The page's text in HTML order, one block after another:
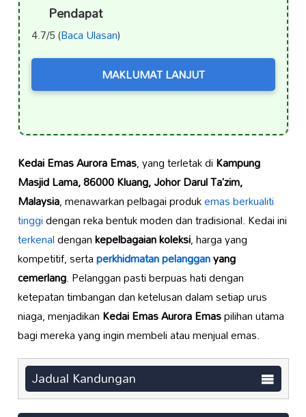
Pendapat
4.7/5 (Baca Ulasan)
MAKLUMAT LANJUT
Kedai Emas Aurora Emas, yang terletak diKampung
Masjid Lama, 86000 Kluang, Johor Darul Ta’zim,
Malaysia, menawarkan pelbagai produkemas berkualiti
tinggidengan reka bentuk moden dan tradisional. Kedai ini
terkenaldengankepelbagaian koleksi, harga yang
kompetitif, sertaperkhidmatan pelangganyang
cemerlang. Pelanggan pasti berpuas hati dengan
ketepatan timbangan dan ketelusan dalam setiap urus
niaga, menjadikanKedai Emas Aurora Emaspilihan utama
bagi mereka yang ingin membeli atau menjual emas.
Jadual Kandungan